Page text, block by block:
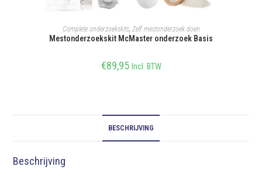
TOEVOEGEN AAN WINKELWAGEN
Complete onderzoekskits, Zelf mestonderzoek doen
Mestonderzoekskit McMaster onderzoek Basis
€89,95 Incl. BTW
BESCHRIJVING
Beschrijving